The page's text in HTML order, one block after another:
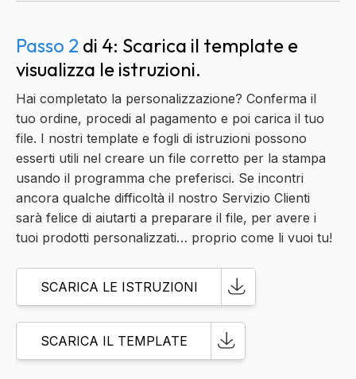
Passo 2 di 4: Scarica il template e
visualizza le istruzioni.
Hai completato la personalizzazione? Conferma il
tuo ordine, procedi al pagamento e poi carica il tuo
file. I nostri template e fogli di istruzioni possono
esserti utili nel creare un file corretto per la stampa
usando il programma che preferisci. Se incontri
ancora qualche difficoltà il nostro Servizio Clienti
sarà felice di aiutarti a preparare il file, per avere i
tuoi prodotti personalizzati… proprio come li vuoi tu!
SCARICA LE ISTRUZIONI
SCARICA IL TEMPLATE